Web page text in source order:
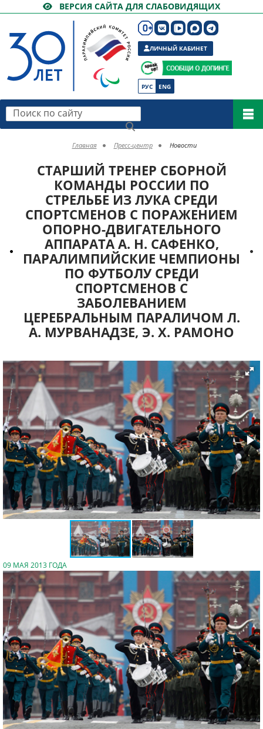
ВЕРСИЯ САЙТА ДЛЯ СЛАБОВИДЯЩИХ
РУС ENG
ЛИЧНЫЙ КАБИНЕТ
Поиск по сайту
Главная Пресс-центр Новости
CТАРШИЙ ТРЕНЕР СБОРНОЙ
КОМАНДЫ РОССИИ ПО
СТРЕЛЬБЕ ИЗ ЛУКА СРЕДИ
СПОРТСМЕНОВ С ПОРАЖЕНИЕМ
ОПОРНО-ДВИГАТЕЛЬНОГО
АППАРАТА А. Н. САФЕНКО,
ПАРАЛИМПИЙСКИЕ ЧЕМПИОНЫ
ПО ФУТБОЛУ СРЕДИ
СПОРТСМЕНОВ С
ЗАБОЛЕВАНИЕМ
ЦЕРЕБРАЛЬНЫМ ПАРАЛИЧОМ Л.
А. МУРВАНАДЗЕ, Э. Х. РАМОНО
09 МАЯ 2013 ГОДА